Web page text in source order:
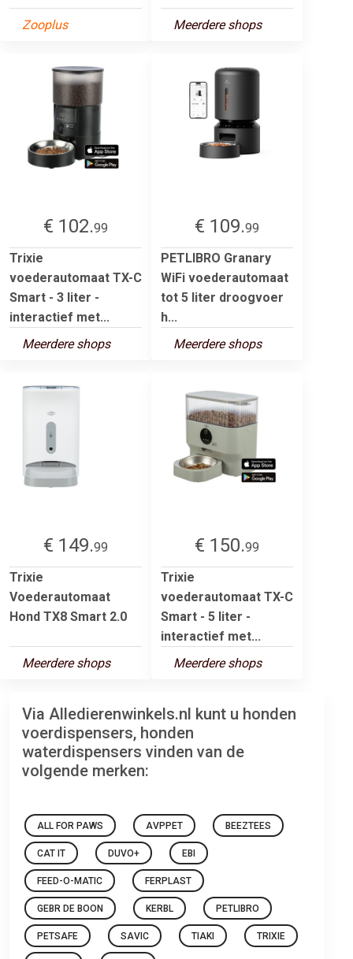
Zooplus Meerdere shops
€ 102.99
Trixie
voederautomaat TX-C
Smart - 3 liter -
interactief met...
Meerdere shops
€ 109.99
PETLIBRO Granary
WiFi voederautomaat
tot 5 liter droogvoer
h...
Meerdere shops
€ 149.99
Trixie
Voederautomaat
Hond TX8 Smart 2.0
Meerdere shops
€ 150.99
Trixie
voederautomaat TX-C
Smart - 5 liter -
interactief met...
Meerdere shops
Via Alledierenwinkels.nl kunt u honden
voerdispensers, honden
waterdispensers vinden van de
volgende merken:
ALL FOR PAWS AVPPET BEEZTEES
CAT IT DUVO+ EBI
FEED-O-MATIC FERPLAST
GEBR DE BOON KERBL PETLIBRO
PETSAFE SAVIC TIAKI TRIXIE